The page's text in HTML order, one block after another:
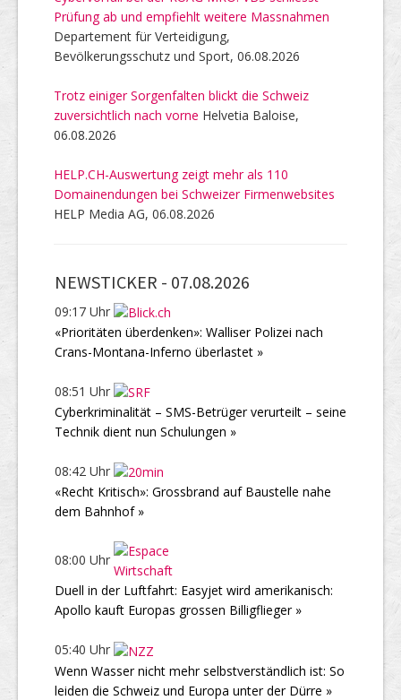
Prüfung ab und empfiehlt weitere Massnahmen
Departement für Verteidigung,
Bevölkerungsschutz und Sport, 06.08.2026
Trotz einiger Sorgenfalten blickt die Schweiz
zuversichtlich nach vorne Helvetia Baloise,
06.08.2026
HELP.CH-Auswertung zeigt mehr als 110
Domainendungen bei Schweizer Firmenwebsites
HELP Media AG, 06.08.2026
NEWSTICKER - 07.08.2026
09:17 Uhr
«Prioritäten überdenken»: Walliser Polizei nach
Crans-Montana-Inferno überlastet »
08:51 Uhr
Cyberkriminalität – SMS-Betrüger verurteilt – seine
Technik dient nun Schulungen »
08:42 Uhr
«Recht Kritisch»: Grossbrand auf Baustelle nahe
dem Bahnhof »
08:00 Uhr
Duell in der Luftfahrt: Easyjet wird amerikanisch:
Apollo kauft Europas grossen Billigflieger »
05:40 Uhr
Wenn Wasser nicht mehr selbstverständlich ist: So
leiden die Schweiz und Europa unter der Dürre »